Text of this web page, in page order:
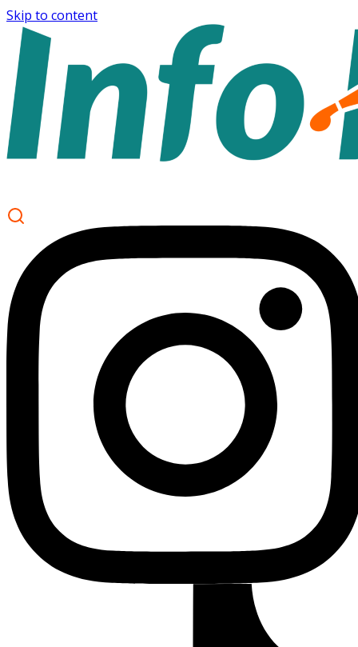
Skip to content